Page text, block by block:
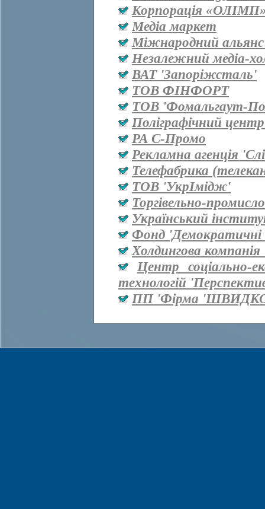
Корпорація
Медіа маркет
Міжнародний
Незалежний медіа-
ВАТ 'Запоріжсталь'
ТОВ ФІНФОРТ
ТОВ 'Фомальгаут-
Поліграфічний
РА С-Промо
Рекламна агенція
Телефабрика
ТОВ 'УкрІмідж'
Торгівельно-
Український
Фонд 'Демократичні
Холдингова
Центр соціально-
технологій
ПП 'Фірма